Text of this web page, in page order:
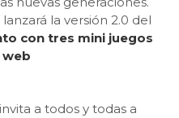
la versión 2.0 del
con tres mini juegos
web
a todos y todas a